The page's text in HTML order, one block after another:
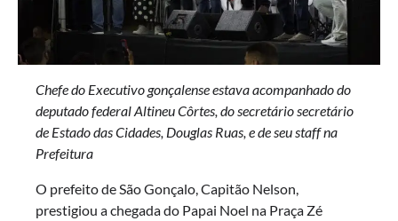
Chefe do Executivo gonçalense estava acompanhado do
deputado federal Altineu Côrtes, do secretário secretário
de Estado das Cidades, Douglas Ruas, e de seu staff na
Prefeitura
O prefeito de São Gonçalo, Capitão Nelson,
prestigiou a chegada do Papai Noel na Praça Zé